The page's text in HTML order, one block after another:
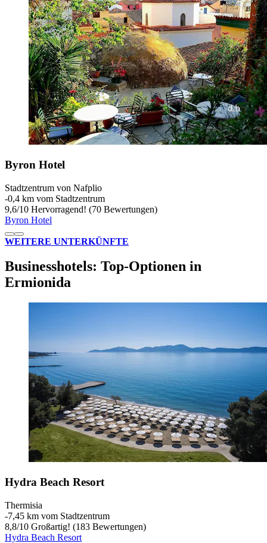
Byron Hotel
Stadtzentrum von Nafplio
‐0,4 km vom Stadtzentrum
9,6/10 Hervorragend! (70 Bewertungen)
Byron Hotel
WEITERE UNTERKÜNFTE
Businesshotels: Top-Optionen in
Ermionida
Hydra Beach Resort
Thermisia
‐7,45 km vom Stadtzentrum
8,8/10 Großartig! (183 Bewertungen)
Hydra Beach Resort